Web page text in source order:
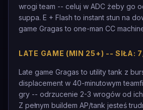
wrogi team -- celuj w ADC żeby go
suppa. E + Flash to instant stun na
game Gragas to one-man CC
LATE GAME (MIN 25+) -- SIŁA:
Late game Gragas to utility tank z
displacement w 40-minutowym
gry -- odrzucenie 2-3 wrogów od ich
Z pełnym buildem AP/tank jesteś